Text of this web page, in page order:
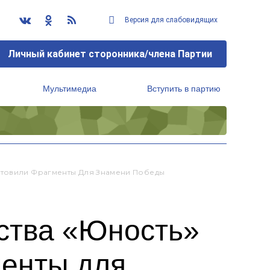
Версия для слабовидящих
Личный кабинет сторонника/члена Партии
Мультимедиа Вступить в партию
Фрагменты Для Знамени Победы
«Юность»